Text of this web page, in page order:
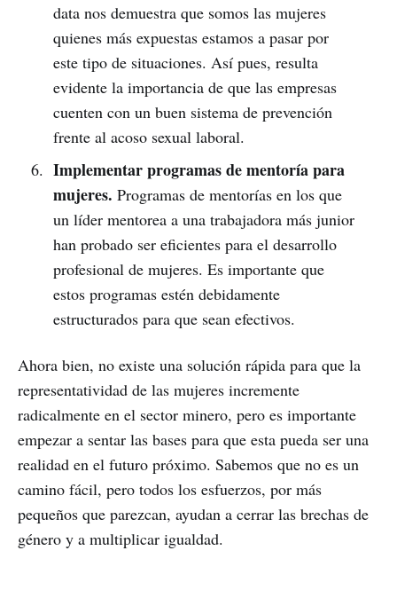
data nos demuestra que somos las mujeres
quienes más expuestas estamos a pasar por
este tipo de situaciones. Así pues, resulta
evidente la importancia de que las empresas
cuenten con un buen sistema de prevención
frente al acoso sexual laboral.
Implementar programas de mentoría para
mujeres. Programas de mentorías en los que
un líder mentorea a una trabajadora más junior
han probado ser eficientes para el desarrollo
profesional de mujeres. Es importante que
estos programas estén debidamente
estructurados para que sean efectivos.
Ahora bien, no existe una solución rápida para que la
representatividad de las mujeres incremente
radicalmente en el sector minero, pero es importante
empezar a sentar las bases para que esta pueda ser una
realidad en el futuro próximo. Sabemos que no es un
camino fácil, pero todos los esfuerzos, por más
pequeños que parezcan, ayudan a cerrar las brechas de
género y a multiplicar igualdad.